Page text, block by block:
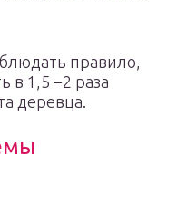
правило,
в 1,5 −2 раза
деревца.